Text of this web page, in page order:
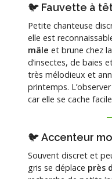
🐦 Fauvette à
Petite chanteuse
elle est
mâle et brune chez
d’insectes, de baies
très mélodieux et
printemps.
car elle se cache
🐦 Accenteur
Souvent discret et
gris se déplace près